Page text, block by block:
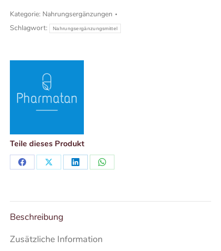
Kategorie: Nahrungsergänzungen
Schlagwort:
Nahrungsergänzungsmittel
Teile dieses Produkt
Share
Facebook
Share
X
Share
LinkedIn
Share
WhatsApp
Beschreibung
Zusätzliche Information